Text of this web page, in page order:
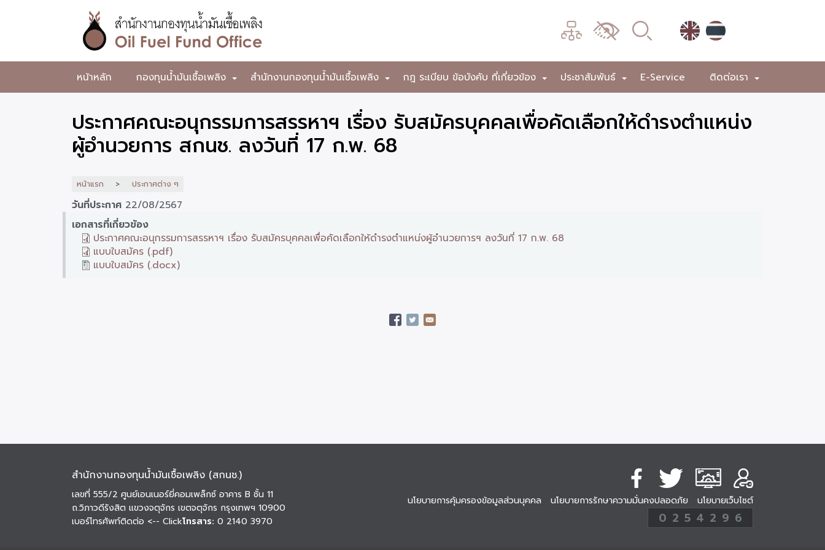
หลัก
สำนักงาน
กองทุน
น้ำมัน
เชื้อ
เพลิง
เมนู
เปลี่ยน
ผล
หน้าหลัก +
กองทุนน้ำมันเชื้อเพลิง +
สำนักงานกองทุนน้ำมันเชื้อเพลิง +
กฎ ระเบียบ ข้อบังคับ ที่เกี่ยวข้อง +
ประชาสัมพันธ์ E-Service +
ติดต่อเรา
ประกาศคณะอนุกรรมการสรรหาฯ เรื่อง รับสมัครบุคคลเพื่อคัดเลือกให้ดำรงตำแหน่ง
ผู้อำนวยการ สกนช. ลงวันที่ 17 ก.พ. 68
หน้าแรก ประกาศต่าง ๆ
วันที่ประกาศ 22/08/2567
เอกสารที่เกี่ยวข้อง
ประกาศคณะอนุกรรมการสรรหาฯ เรื่อง รับสมัครบุคคลเพื่อคัดเลือกให้ดำรงตำแหน่งผู้อำนวยการฯ ลงวันที่ 17 ก.พ. 68
แบบใบสมัคร (.pdf)
แบบใบสมัคร (.docx)
สำนักงานกองทุนน้ำมันเชื้อเพลิง (สกนช.)
เลขที่ 555/2 ศูนย์เอนเนอร์ยี่คอมเพล็กซ์ อาคาร B ชั้น 11
ถ.วิภาวดีรังสิต แขวงจตุจักร เขตจตุจักร กรุงเทพฯ 10900
เบอร์โทรศัพท์ติดต่อ <-- Clickโทรสาร: 0 2140 3970
นโยบายการคุ้มครองข้อมูลส่วนบุคคล นโยบายการรักษาความมั่นคงปลอดภัย นโยบายเว็บไซต์
254296
ครั้ง
0 2 5 4 2 9 6